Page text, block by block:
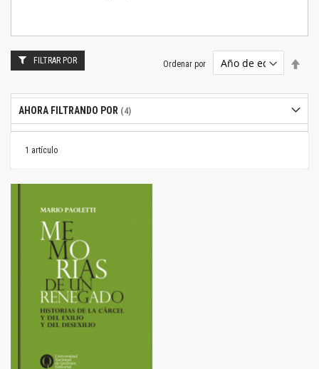
1 artículo
Ordenar por
FILTRAR POR
AHORA FILTRANDO POR